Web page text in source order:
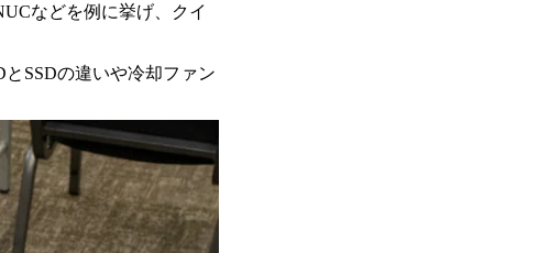
などを例に挙げ、クイ
SSDの違いや冷却ファン